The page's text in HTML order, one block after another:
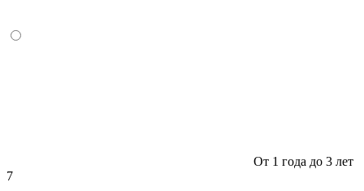
От 1 года до 3 лет
7